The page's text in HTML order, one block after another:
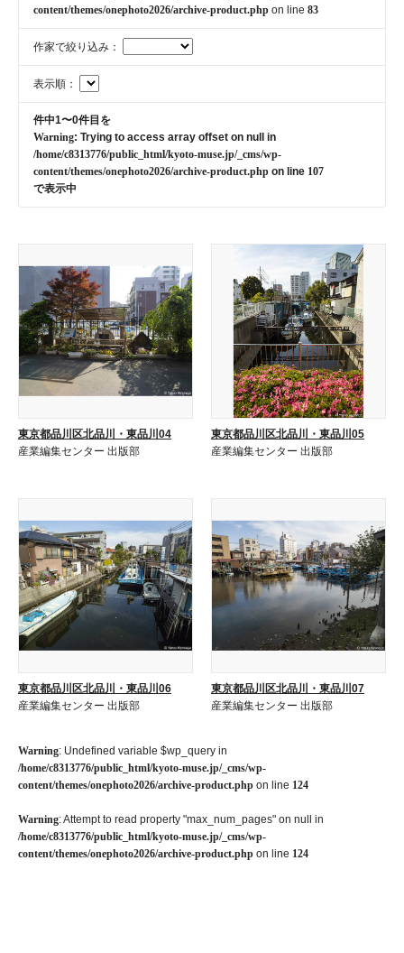
content/themes/onephoto2026/archive-product.php on line 83
作家で絞り込み：
表示順：
件中1〜0件目を
Warning: Trying to access array offset on null in
/home/c8313776/public_html/kyoto-muse.jp/_cms/wp-
content/themes/onephoto2026/archive-product.php on line 107
で表示中
東京都品川区北品川・東品川04
産業編集センター 出版部
東京都品川区北品川・東品川05
産業編集センター 出版部
東京都品川区北品川・東品川06
産業編集センター 出版部
東京都品川区北品川・東品川07
産業編集センター 出版部
Warning: Undefined variable $wp_query in
/home/c8313776/public_html/kyoto-muse.jp/_cms/wp-
content/themes/onephoto2026/archive-product.php on line 124
Warning: Attempt to read property "max_num_pages" on null in
/home/c8313776/public_html/kyoto-muse.jp/_cms/wp-
content/themes/onephoto2026/archive-product.php on line 124